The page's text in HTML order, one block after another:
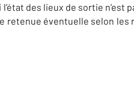
des lieux de sortie n’est
retenue éventuelle selon les